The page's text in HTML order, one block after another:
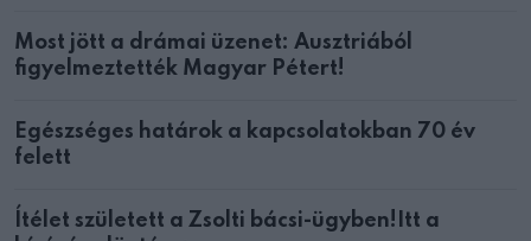
Most jött a drámai üzenet: Ausztriából
figyelmeztették Magyar Pétert!
Egészséges határok a kapcsolatokban 70 év
felett
Ítélet született a Zsolti bácsi-ügyben!Itt a